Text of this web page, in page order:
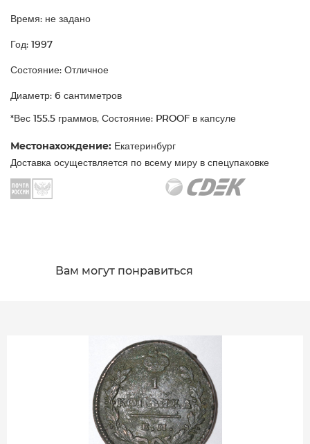
Время: не задано
Год: 1997
Состояние: Отличное
Диаметр: 6 сантиметров
*Вес 155.5 граммов, Состояние: PROOF в капсуле
Местонахождение: Екатеринбург
Доставка осуществляется по всему миру в спецупаковке
Вам могут понравиться